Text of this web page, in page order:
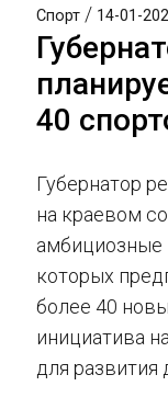
Спорт / 14-01-
40
Губернатор
на краевом
амбициозные
которых
более 40
инициатива
для развития